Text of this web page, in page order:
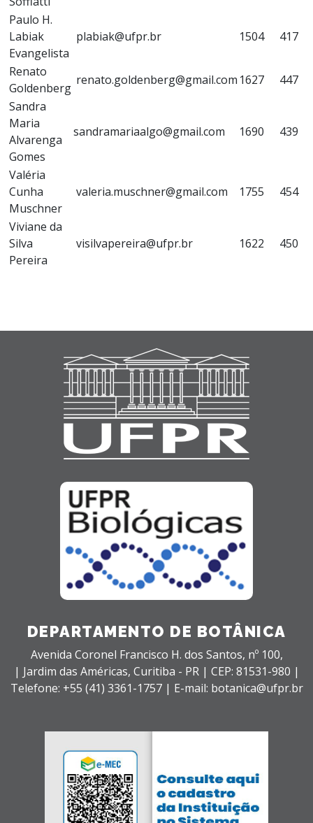
Paulo H.
Labiak
Evangelista
plabiak@ufpr.br 1504 417
Renato
Goldenberg
renato.goldenberg@gmail.com 1627
447
Sandra
Maria
Alvarenga
Gomes
sandramariaalgo@gmail.com 1690 439
Valéria
Cunha
Muschner
valeria.muschner@gmail.com 1755 454
Viviane da
Silva
Pereira
visilvapereira@ufpr.br 1622 450
DEPARTAMENTO DE BOTÂNICA
Avenida Coronel Francisco H. dos Santos, nº 100,
| Jardim das Américas, Curitiba - PR | CEP: 81531-980 |
Telefone: +55 (41) 3361-1757 | E-mail: botanica@ufpr.br